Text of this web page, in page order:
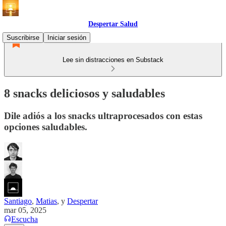
Despertar Salud
Suscribirse
Iniciar sesión
Lee sin distracciones en Substack
8 snacks deliciosos y saludables
Dile adiós a los snacks ultraprocesados con estas
opciones saludables.
Santiago, Matias, y Despertar
mar 05, 2025
Escucha